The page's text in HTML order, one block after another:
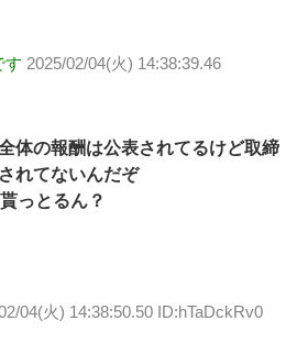
す 2025/02/04(火) 14:38:39.46
体の報酬は公表されてるけど取締
れてないんだぞ
っとるん？
04(火) 14:38:50.50 ID:hTaDckRv0